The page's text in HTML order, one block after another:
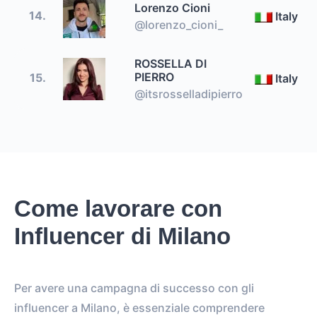
14.
Lorenzo Cioni
@lorenzo_cioni_
Italy
15.
ROSSELLA DI
PIERRO
@itsrosselladipierro
Italy
Come lavorare con
Influencer di Milano
Per avere una campagna di successo con gli
influencer a Milano, è essenziale comprendere